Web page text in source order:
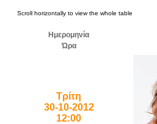
Ημερομηνία
Ώρα
Τρίτη
30-10-2012
12:00